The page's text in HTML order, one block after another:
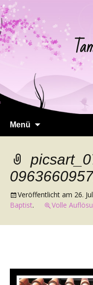
Menü
Veröffentlicht am 26.
Baptist. Volle